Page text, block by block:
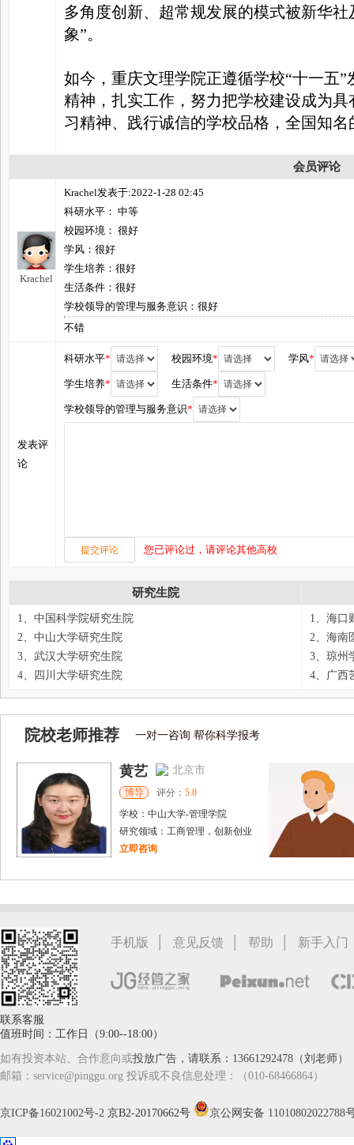
多角度创新、超常规发展的模式被新华
象”。
如今，重庆文理学院正遵循学校“十一五
精神，扎实工作，努力把学校建设成为
习精神、践行诚信的学校品格，全国知
会员评论
Krachel
Krachel发表于:2022-1-28 02:45
科研水平： 中等
校园环境： 很好
学风：很好
学生培养：很好
生活条件：很好
学校领导的管理与服务意识：很好
不错
发表评
论
科研水平* 校园环境* 学风*
学生培养* 生活条件*
学校领导的管理与服务意识*
您已评论过，请评论其他高校
研究生院
1、中国科学院研究生院
2、中山大学研究生院
3、武汉大学研究生院
4、四川大学研究生院
1、海口
2、海南
3、琼州
4、广西
院校老师推荐 一对一咨询 帮你科学报考
黄艺 北京市
博导 评分： 5.0
学校： 中山大学-管理学院
研究领域： 工商管理，创新创业
立即咨询
立即咨询
手机版 | 意见反馈 | 帮助 | 新手入门
联系客服
值班时间：工作日（9:00--18:00）
如有投资本站、合作意向或投放广告，请联系：13661292478（刘老师）
邮箱：service@pinggu.org 投诉或不良信息处理：（010-68466864）
京ICP备16021002号-2 京B2-20170662号 京公网安备 11010802022788